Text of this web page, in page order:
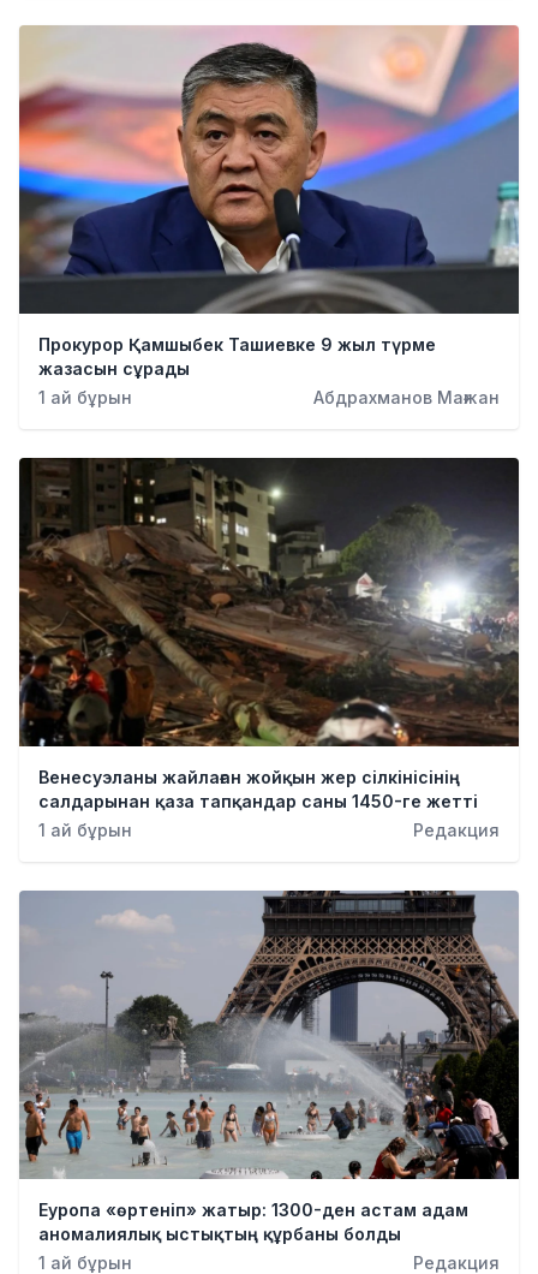
Прокурор Қамшыбек Ташиевке 9 жыл түрме
жазасын сұрады
1 ай бұрын
Абдрахманов Мағжан
Венесуэланы жайлаған жойқын жер сілкінісінің
салдарынан қаза тапқандар саны 1450-ге жетті
1 ай бұрын
Редакция
Еуропа «өртеніп» жатыр: 1300-ден астам адам
аномалиялық ыстықтың құрбаны болды
1 ай бұрын
Редакция